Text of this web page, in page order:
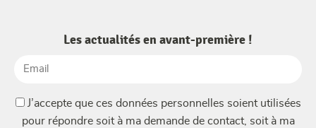
Les actualités en avant-première !
(Nécessaire)
J’accepte que ces données personnelles soient utilisées
pour répondre soit à ma demande de contact, soit à ma